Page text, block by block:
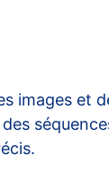
images et